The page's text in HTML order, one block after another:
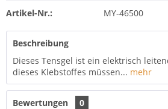
Artikel-Nr.: MY-46500
Beschreibung
Dieses Tensgel ist ein elektrisch
dieses Klebstoffes müssen... mehr
Bewertungen
0